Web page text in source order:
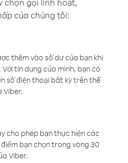
chọn gọi linh hoạt,
của chúng tôi:
thêm vào số dư của bạn khi
tín dụng của mình, bạn có
số điện thoại bất kỳ trên thế
Viber.
cho phép bạn thực hiện các
bạn chọn trong vòng 30
Viber.